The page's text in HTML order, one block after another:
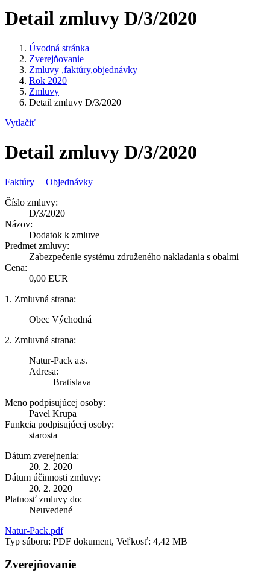
Detail zmluvy D/3/2020
Úvodná stránka
Zverejňovanie
Zmluvy ,faktúry,objednávky
Rok 2020
Zmluvy
Detail zmluvy D/3/2020
Vytlačiť
Detail zmluvy D/3/2020
Faktúry | Objednávky
Číslo zmluvy:
D/3/2020
Názov:
Dodatok k zmluve
Predmet zmluvy:
Zabezpečenie systému združeného nakladania s obalmi
Cena:
0,00 EUR
1. Zmluvná strana:
Obec Východná
2. Zmluvná strana:
Natur-Pack a.s.
Adresa:
Bratislava
Meno podpisujúcej osoby:
Pavel Krupa
Funkcia podpisujúcej osoby:
starosta
Dátum zverejnenia:
20. 2. 2020
Dátum účinnosti zmluvy:
20. 2. 2020
Platnosť zmluvy do:
Neuvedené
Natur-Pack.pdf
Typ súboru: PDF dokument, Veľkosť: 4,42 MB
Zverejňovanie